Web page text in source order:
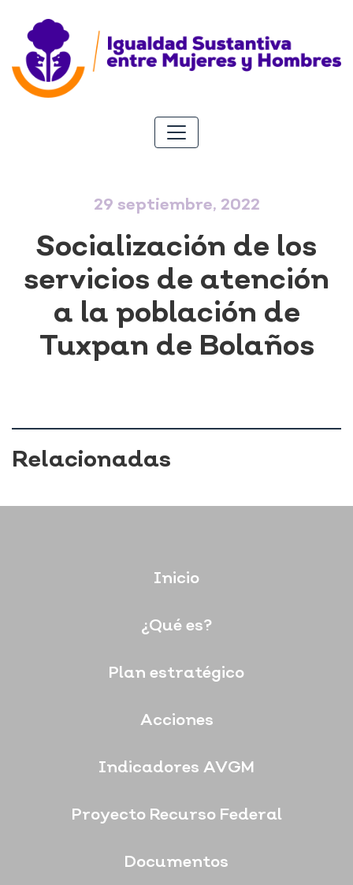
29 septiembre, 2022
Socialización de los
servicios de atención
a la población de
Tuxpan de Bolaños
Relacionadas
Inicio
¿Qué es?
Plan estratégico
Acciones
Indicadores AVGM
Proyecto Recurso Federal
Documentos